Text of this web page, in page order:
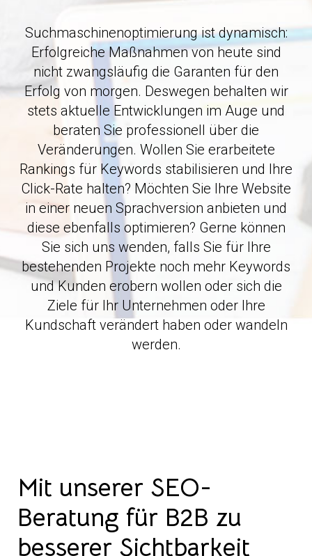
Suchmaschinenoptimierung ist dynamisch:
Erfolgreiche Maßnahmen von heute sind
nicht zwangsläufig die Garanten für den
Erfolg von morgen. Deswegen behalten wir
stets aktuelle Entwicklungen im Auge und
beraten Sie professionell über die
Veränderungen. Wollen Sie erarbeitete
Rankings für Keywords stabilisieren und Ihre
Click-Rate halten? Möchten Sie Ihre Website
in einer neuen Sprachversion anbieten und
diese ebenfalls optimieren? Gerne können
Sie sich uns wenden, falls Sie für Ihre
bestehenden Projekte noch mehr Keywords
und Kunden erobern wollen oder sich die
Ziele für Ihr Unternehmen oder Ihre
Kundschaft verändert haben oder wandeln
werden.
Mit unserer SEO-
Beratung für B2B zu
besserer Sichtbarkeit